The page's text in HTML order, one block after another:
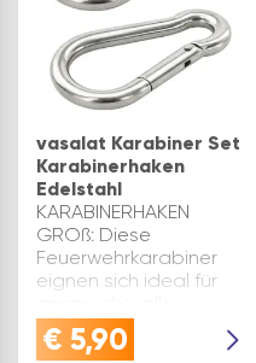
vasalat Karabiner Set
Karabinerhaken
Edelstahl
KARABINERHAKEN
GROß: Diese
Feuerwehrkarabiner
eignen sich ideal für
Anwendungen – ideal
für Outdoor, maritime
€ 5,90